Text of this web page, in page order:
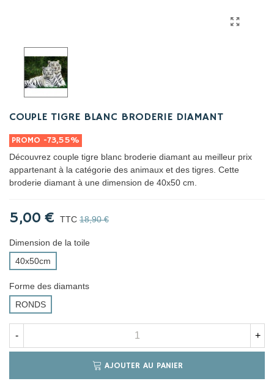
COUPLE TIGRE BLANC BRODERIE DIAMANT
PROMO -73,55%
Découvrez couple tigre blanc broderie diamant au meilleur prix
appartenant à la catégorie des animaux et des tigres. Cette
broderie diamant à une dimension de 40x50 cm.
5,00 € TTC 18,90 €
Dimension de la toile
40x50cm
Forme des diamants
RONDS
- +
AJOUTER AU PANIER